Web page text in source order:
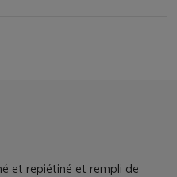
et repiétiné et rempli de